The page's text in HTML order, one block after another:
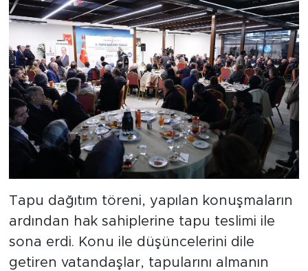
Tapu dağıtım töreni, yapılan konuşmaların
ardından hak sahiplerine tapu teslimi ile
sona erdi. Konu ile düşüncelerini dile
getiren vatandaşlar, tapularını almanın